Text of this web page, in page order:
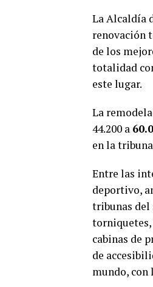
La Alcaldía
renovación
de los
totalidad
este lugar.
La
44.200 a
en la
Entre las
deportivo,
tribunas del
torniquetes,
cabinas de
de
mundo, con